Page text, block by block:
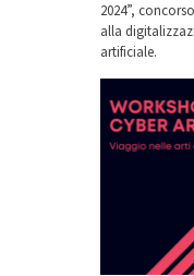
2024”,
alla
artificiale.